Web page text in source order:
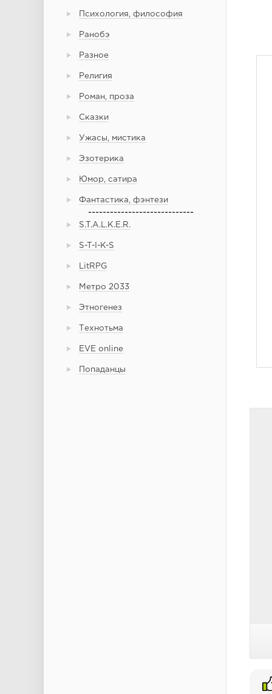
Психология, философия
Ранобэ
Разное
Религия
Роман, проза
Сказки
Ужасы, мистика
Эзотерика
Юмор, сатира
Фантастика, фэнтези
-----------------------------
S.T.A.L.K.E.R.
S-T-I-K-S
LitRPG
Метро 2033
Этногенез
Технотьма
EVE online
Попаданцы